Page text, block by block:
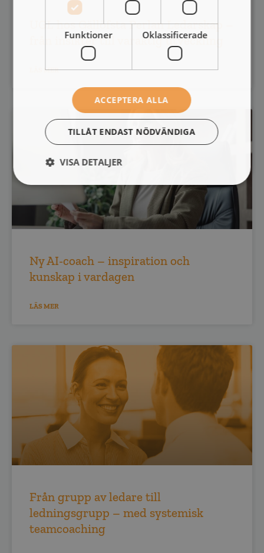
UGL hos Gällöfsta Perlan Ledarskap –
från insikter till varaktig utveckling
LÄS MER
Ny AI-coach – inspiration och
kunskap i vardagen
LÄS MER
Från grupp av ledare till
ledningsgrupp – med systemisk
teamcoaching
Funktioner Oklassificerade
ACCEPTERA ALLA
TILLÅT ENDAST NÖDVÄNDIGA
VISA DETALJER